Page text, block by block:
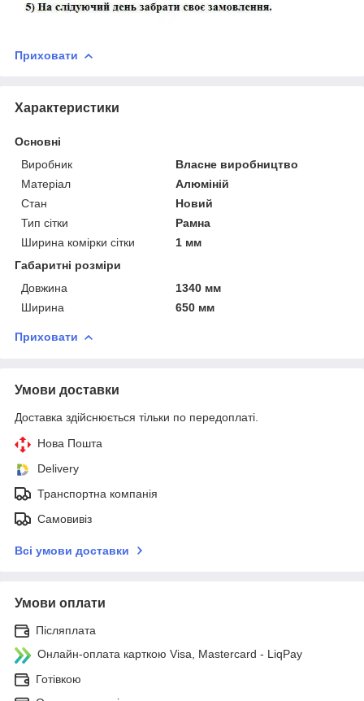
Приховати
Характеристики
Основні
Виробник
Власне виробництво
Матеріал
Алюміній
Стан
Новий
Тип сітки
Рамна
Ширина комірки сітки
1 мм
Габаритні розміри
Довжина
1340 мм
Ширина
650 мм
Приховати
Умови доставки
Доставка здійснюється тільки по передоплаті.
Нова Пошта
Delivery
Транспортна компанія
Самовивіз
Всі умови доставки
Умови оплати
Післяплата
Онлайн-оплата карткою Visa, Mastercard - LiqPay
Готівкою